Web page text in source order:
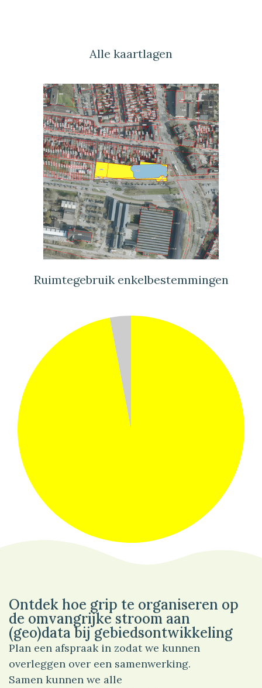
Alle kaartlagen
Ruimtegebruik enkelbestemmingen
Ontdek hoe grip te organiseren op
de omvangrijke stroom aan
(geo)data bij gebiedsontwikkeling
Plan een afspraak in zodat we kunnen
overleggen over een samenwerking.
Samen kunnen we alle